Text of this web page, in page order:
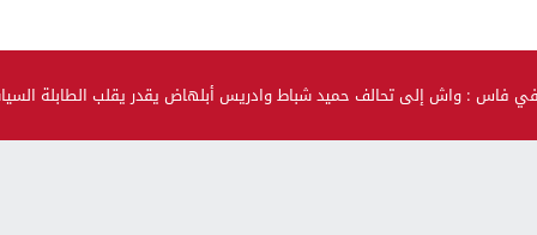
صحة و جمال
فاس : واش إلى تحالف حميد شباط وادريس أبلهاض يقدر يقلب الطابلة